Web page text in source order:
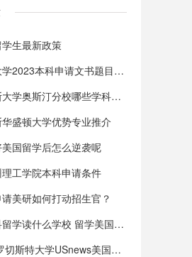
生最新政策
斯坦福大学2023本科申请文书题目公布
德克萨斯大学奥斯汀分校哪些学科比较强？
盛顿大学优势专业推介
国留学后怎么逆袭呢
工学院本科申请条件
美研如何打动招生官？
美国本科留学读什么学校 留学美国院校选择有哪
2025年罗切斯特大学USnews美国排名